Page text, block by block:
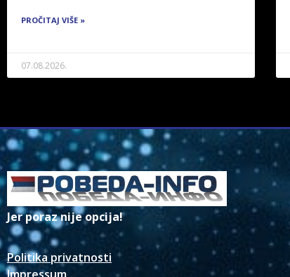
PROČITAJ VIŠE »
07.08.2026.
Jer poraz nije opcija!
Politika privatnosti